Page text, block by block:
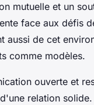
mutuelle et un
face aux défis
aussi de cet
comme modèles.
ouverte et
relation